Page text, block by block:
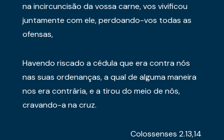
na incircuncisão da vossa carne, vos vivificou
juntamente com ele, perdoando-vos todas as
ofensas,
Havendo riscado a cédula que era contra nós
nas suas ordenanças, a qual de alguma maneira
nos era contrária, e a tirou do meio de nós,
cravando-a na cruz.
Colossenses 2.13,14